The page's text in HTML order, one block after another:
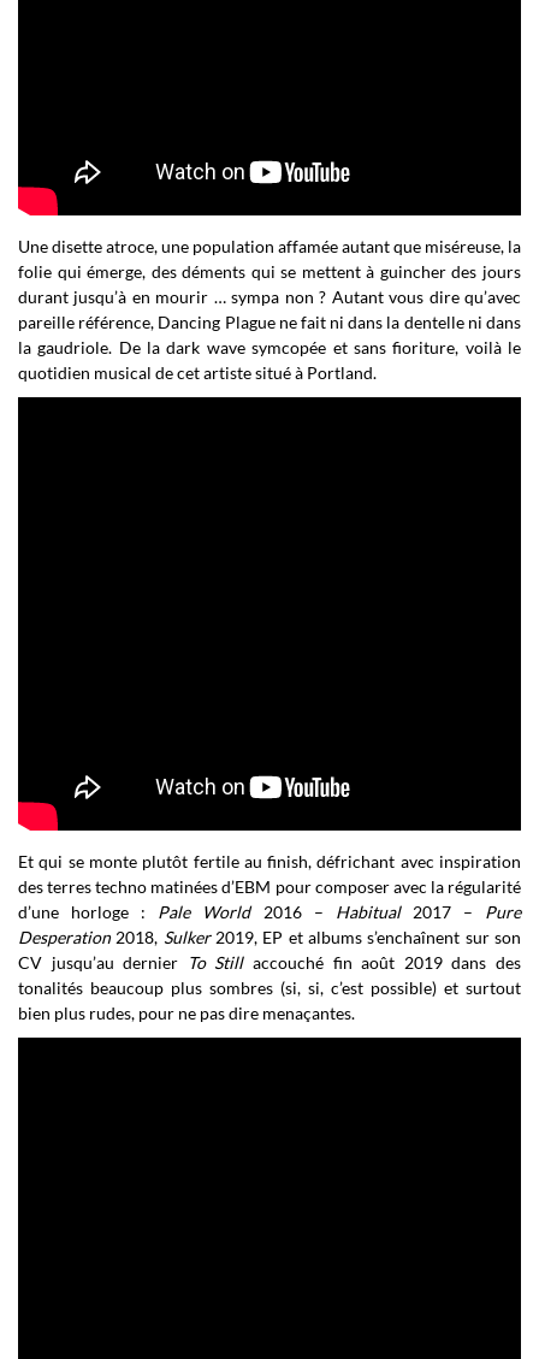
Une disette atroce, une population affamée autant que miséreuse, la
folie qui émerge, des déments qui se mettent à guincher des jours
durant jusqu’à en mourir … sympa non ? Autant vous dire qu’avec
pareille référence, Dancing Plague ne fait ni dans la dentelle ni dans
la gaudriole. De la dark wave symcopée et sans fioriture, voilà le
quotidien musical de cet artiste situé à Portland.
Et qui se monte plutôt fertile au finish, défrichant avec inspiration
des terres techno matinées d’EBM pour composer avec la régularité
d’une horloge : Pale World2016 – Habitual2017 – Pure
Desperation2018, Sulker2019, EP et albums s’enchaînent sur son
CV jusqu’au dernier To Stillaccouché fin août 2019 dans des
tonalités beaucoup plus sombres (si, si, c’est possible) et surtout
bien plus rudes, pour ne pas dire menaçantes.